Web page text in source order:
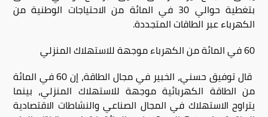
بتغطية حوالي 30 في المائة من الاحتياجات الوطنية من
الكهرباء عبر الطاقات المتجددة.
60 في المائة من الكهرباء موجهة للاستهلاك المنزلي
قال توفيق حسني، الخبير في مجال الطاقة، إن 60 في المائة
من الطاقة الكهربائية موجهة للاستهلاك المنزلي، بينما
يتراوح الاستهلاك في المجال الصناعي والنشاطات الاقتصادية